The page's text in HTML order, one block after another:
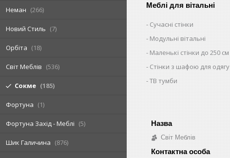
Неман 266
Новий Стиль 7
Орбіта 18
Світ Меблів 536
Сокме 185
Фортуна 1
Фортуна Захід - Меблі 5
Шик Галичина 876
Меблі для вітальні
Сучасні стінки
Модульні вітальні
Маленькі стінки до 250 см
Стінки з шафою для одягу
ТВ тумби
Світ Меблів